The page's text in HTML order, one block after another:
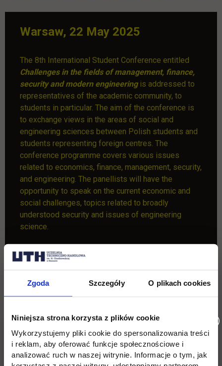
Zgoda Szczegóły O plikach cookies
Niniejsza strona korzysta z plików cookie
Wykorzystujemy pliki cookie do spersonalizowania treści
i reklam, aby oferować funkcje społecznościowe i
analizować ruch w naszej witrynie. Informacje o tym, jak
Warsaw, 22 May 2025
The 8th International Student Conference entitled
Challenges in the fields of management, finance,
security and modern engineeringis addressed to
representatives of the academic community, to
students in particular. The aim of the conference is
to exchange views in the areas of social and
engineering sciences between Polish students and
students representing foreign centres. The
conference programme covers various issues
related to economics, finance, management, security,
and engineering. The panellists will have the
opportunity to speak on the current economic and
social challenges, topics related to broadly
understood security and issues of engineering
science.
The application for bothe active and passive
participation should be sent
by12 May 2025 tomagdalena.scigala@uth.edu.pl link
Attachments: